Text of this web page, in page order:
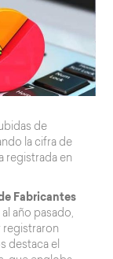
de
la cifra de
registrada en
Fabricantes
año pasado,
registraron
destaca el